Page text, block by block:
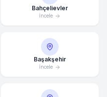
Bahçelievler
İncele
Başakşehir
İncele